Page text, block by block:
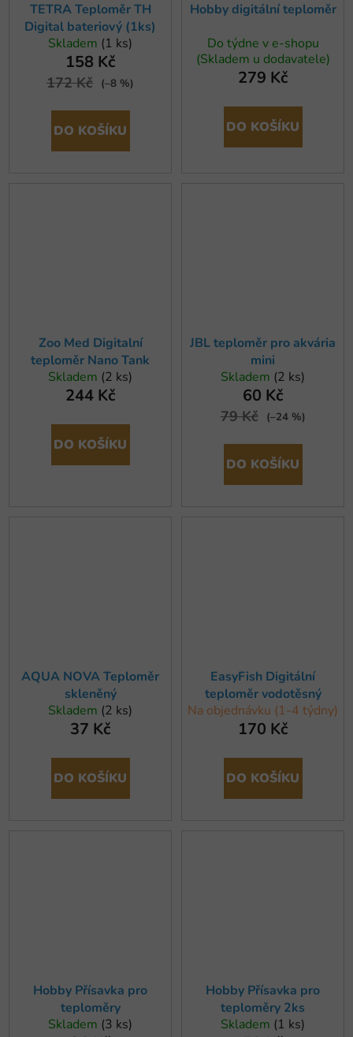
TETRA Teploměr TH
Digital bateriový (1ks)
Skladem (1 ks)
158 Kč
172 Kč (–8 %)
DO KOŠÍKU
Hobby digitální teploměr
Do týdne v e-shopu
(Skladem u dodavatele)
279 Kč
DO KOŠÍKU
Zoo Med Digitalní
teploměr Nano Tank
Skladem (2 ks)
244 Kč
DO KOŠÍKU
JBL teploměr pro akvária
mini
Skladem (2 ks)
60 Kč
79 Kč (–24 %)
DO KOŠÍKU
AQUA NOVA Teploměr
skleněný
Skladem (2 ks)
37 Kč
DO KOŠÍKU
EasyFish Digitální
teploměr vodotěsný
Na objednávku (1-4 týdny)
170 Kč
DO KOŠÍKU
Hobby Přísavka pro
teploměry
Skladem (3 ks)
Hobby Přísavka pro
teploměry 2ks
Skladem (1 ks)